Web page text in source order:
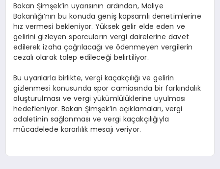
Bakan Şimşek’in uyarısının ardından, Maliye
Bakanlığı’nın bu konuda geniş kapsamlı denetimlerine
hız vermesi bekleniyor. Yüksek gelir elde eden ve
gelirini gizleyen sporcuların vergi dairelerine davet
edilerek izaha çağrılacağı ve ödenmeyen vergilerin
cezalı olarak talep edileceği belirtiliyor.
Bu uyarılarla birlikte, vergi kaçakçılığı ve gelirin
gizlenmesi konusunda spor camiasında bir farkındalık
oluşturulması ve vergi yükümlülüklerine uyulması
hedefleniyor. Bakan Şimşek’in açıklamaları, vergi
adaletinin sağlanması ve vergi kaçakçılığıyla
mücadelede kararlılık mesajı veriyor.